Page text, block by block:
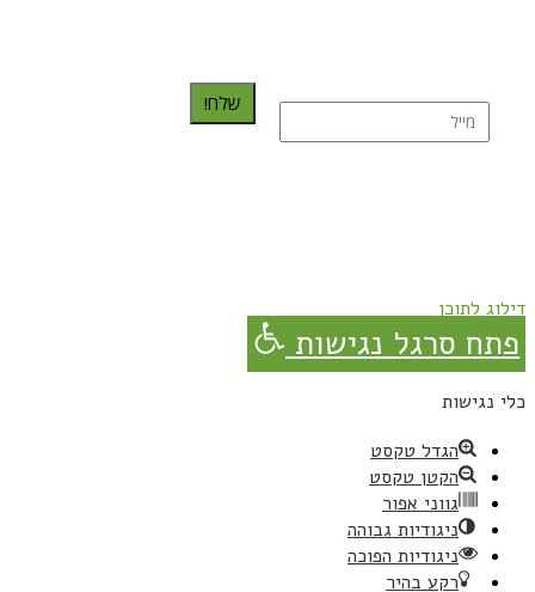
שלח!
דילוג לתוכן
פתח סרגל נגישות
כלי נגישות
הגדל טקסט
הקטן טקסט
גווני אפור
ניגודיות גבוהה
ניגודיות הפוכה
רקע בהיר